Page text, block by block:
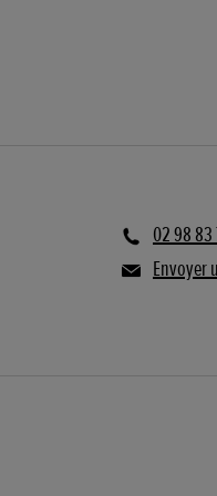
02 98 83
Envoyer